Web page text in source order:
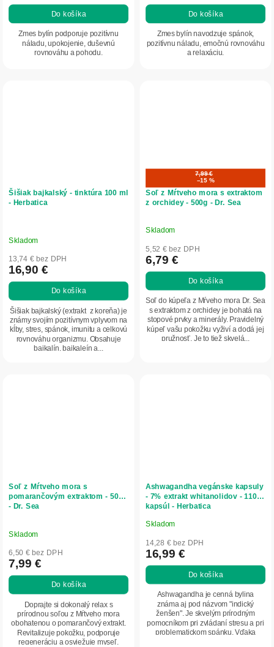
Do košíka
Zmes bylín podporuje pozitívnu
náladu, upokojenie, duševnú
rovnováhu a pohodu.
Do košíka
Zmes bylín navodzuje spánok,
pozitívnu náladu, emočnú rovnováhu
a relaxáciu.
Šišiak bajkalský - tinktúra 100 ml
- Herbatica
Skladom
13,74 € bez DPH
16,90 €
Do košíka
Šišiak bajkalský (extrakt z koreňa) je
známy svojím pozitívnym vplyvom na
kĺby, stres, spánok, imunitu a celkovú
rovnováhu organizmu. Obsahuje
baikalín, baikaleín a...
7,99 €
–15 %
Soľ z Mŕtveho mora s extraktom
z orchidey - 500g - Dr. Sea
Priemerné
hodnotenie
produktu
je
5,0
z
5
hviezdičiek.
Skladom
5,52 € bez DPH
6,79 €
Do košíka
Soľ do kúpeľa z Mŕveho mora Dr. Sea
s extraktom z orchidey je bohatá na
stopové prvky a minerály. Pravidelný
kúpeľ vašu pokožku vyživí a dodá jej
pružnosť. Je to tiež skvelá...
Soľ z Mŕtveho mora s
pomarančovým extraktom - 500g
- Dr. Sea
Skladom
6,50 € bez DPH
7,99 €
Do košíka
Doprajte si dokonalý relax s
prírodnou soľou z Mŕtveho mora
obohatenou o pomarančový extrakt.
Revitalizuje pokožku, podporuje
regeneráciu a osviežuje myseľ.
Ashwagandha vegánske kapsuly
- 7% extrakt whitanolidov - 110
kapsúl - Herbatica
Priemerné
hodnotenie
produktu
je
5,0
hviezdičiek.
Skladom
14,28 € bez DPH
16,99 €
Do košíka
Ashwagandha je cenná bylina
známa aj pod názvom "indický
ženšen". Je skvelým prírodným
pomocníkom pri zvládaní stresu a pri
problematickom spánku. Vďaka